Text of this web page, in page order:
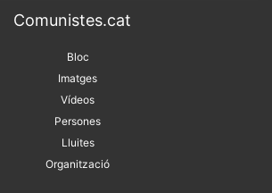
Comunistes.cat
Bloc
Imatges
Vídeos
Persones
Lluites
Organització